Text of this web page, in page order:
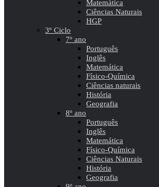
Matemática
Ciências Naturais
HGP
3º Ciclo
7º ano
Português
Inglês
Matemática
Físico-Química
Ciências naturais
História
Geografia
8º ano
Português
Inglês
Matemática
Físico-Química
Ciências Naturais
História
Geografia